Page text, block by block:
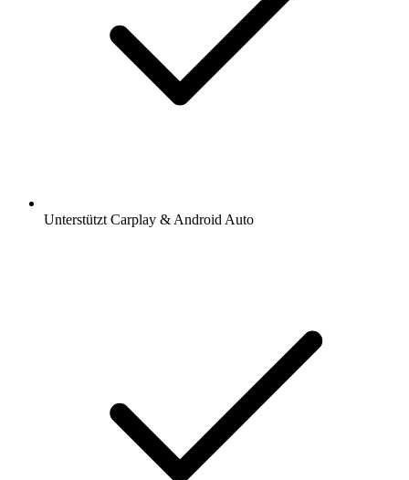
Unterstützt Carplay & Android Auto